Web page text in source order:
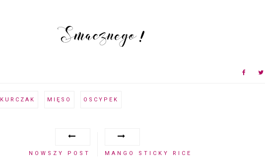
KURCZAK MIĘSO OSCYPEK
NOWSZY POST MANGO STICKY RICE